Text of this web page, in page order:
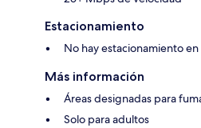
Estacionamiento
No hay estacionamiento en
Más información
Áreas designadas para
Solo para adultos